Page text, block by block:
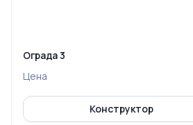
Ограда 3
Цена
Конструктор